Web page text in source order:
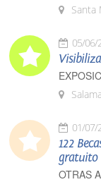
Santa
05/06/
01/07/
122
gratuito
OTRAS